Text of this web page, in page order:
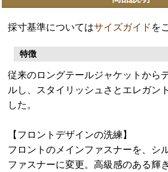
採寸基準についてはサイズガイド を
特徴
従来のロングテールジャケットから
ルし、スタイリッシュさとエレガン
した。
【フロントデザインの洗練】
フロントのメインファスナーを、シ
ファスナーに変更。高級感のある輝